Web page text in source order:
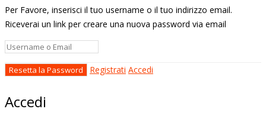
Per Favore, inserisci il tuo username o il tuo indirizzo email.
Riceverai un link per creare una nuova password via email
Registrati Accedi
Accedi